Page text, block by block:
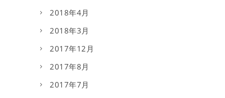
2018年4月
2018年3月
2017年12月
2017年8月
2017年7月